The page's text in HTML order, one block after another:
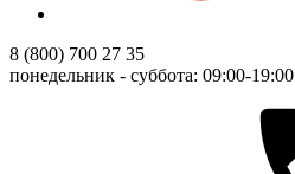
8 (800) 700 27 35
понедельник - суббота: 09:00-19:00